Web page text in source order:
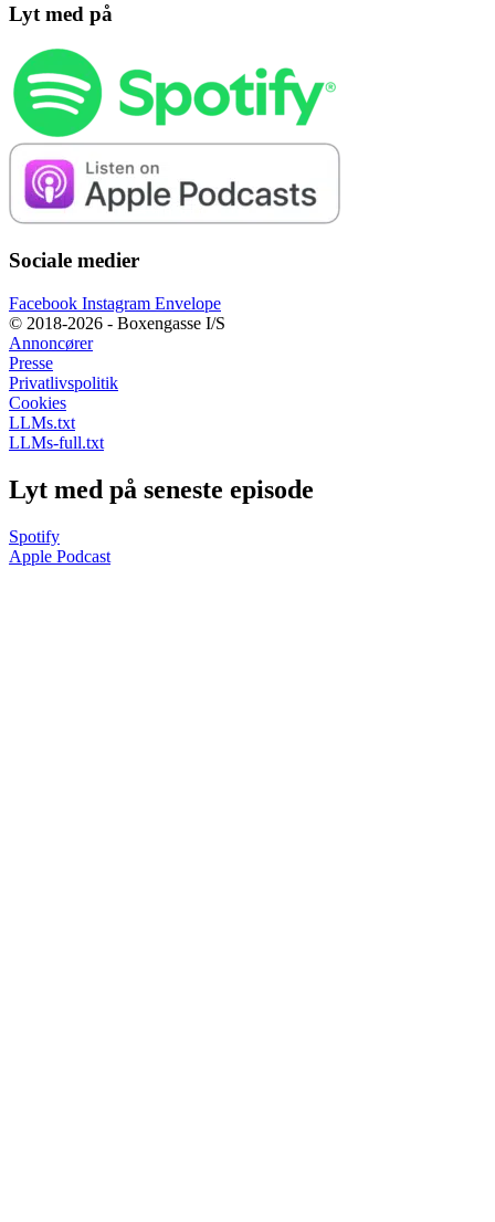
Lyt med på
Sociale medier
Facebook Instagram Envelope
© 2018-2026 - Boxengasse I/S
Annoncører
Presse
Privatlivspolitik
Cookies
LLMs.txt
LLMs-full.txt
Lyt med på seneste episode
Spotify
Apple Podcast